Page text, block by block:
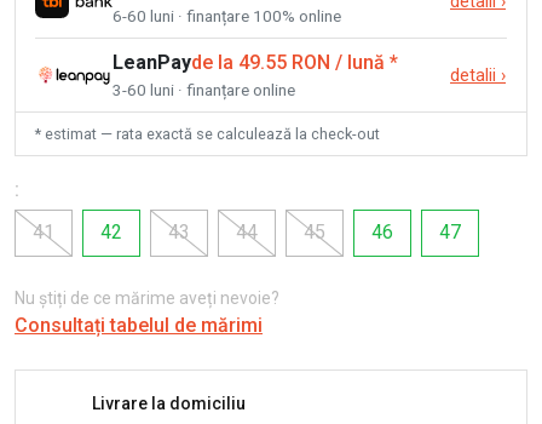
6-60 luni · finanțare 100% online
LeanPayde la 49.55 RON / lună *
3-60 luni · finanțare online
detalii ›
* estimat — rata exactă se calculează la check-out
:
41
42 43 44 45 46 47
Nu știți de ce mărime aveți nevoie?
Consultați tabelul de mărimi
Livrare la domiciliu